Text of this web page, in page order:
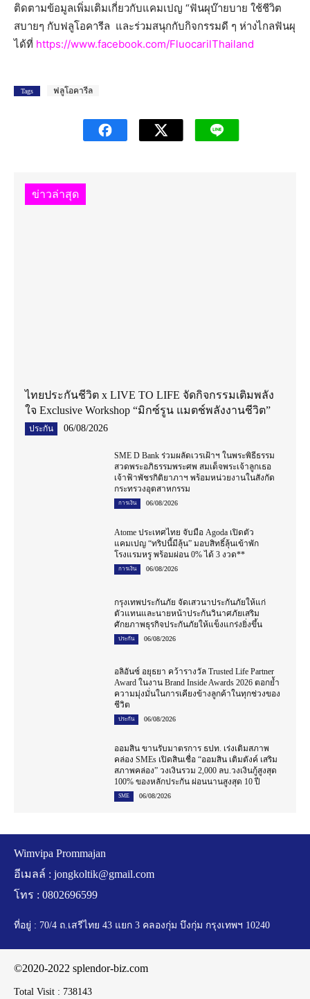
ติดตามข้อมูลเพิ่มเติมเกี่ยวกับแคมเปญ “ฟันผุบ๊ายบาย ใช้ชีวิต
สบายๆ กับฟลูโอคารีล และร่วมสนุกกับกิจกรรมดี ๆ ห่างไกลฟันผุ
ได้ที่ https://www.facebook.com/FluocarilThailand
Tags ฟลูโอคารีล
ข่าวล่าสุด
ไทยประกันชีวิต x LIVE TO LIFE จัดกิจกรรมเติมพลัง
ใจ Exclusive Workshop “มิกซ์รูน แมตช์พลังงานชีวิต”
ประกัน 06/08/2026
SME D Bank ร่วมผลัดเวรเฝ้าฯ ในพระพิธีธรรม
สวดพระอภิธรรมพระศพ สมเด็จพระเจ้าลูกเธอ
เจ้าฟ้าพัชรกิติยาภาฯ พร้อมหน่วยงานในสังกัด
กระทรวงอุตสาหกรรม
การเงิน 06/08/2026
Atome ประเทศไทย จับมือ Agoda เปิดตัว
แคมเปญ “ทริปนี้มีลุ้น” มอบสิทธิ์ลุ้นเข้าพัก
โรงแรมหรู พร้อมผ่อน 0% ได้ 3 งวด**
การเงิน 06/08/2026
กรุงเทพประกันภัย จัดเสวนาประกันภัยให้แก่
ตัวแทนและนายหน้าประกันวินาศภัยเสริม
ศักยภาพธุรกิจประกันภัยให้แข็งแกร่งยิ่งขึ้น
ประกัน 06/08/2026
อลิอันซ์ อยุธยา คว้ารางวัล Trusted Life Partner
Award ในงาน Brand Inside Awards 2026 ตอกย้ำ
ความมุ่งมั่นในการเคียงข้างลูกค้าในทุกช่วงของ
ชีวิต
ประกัน 06/08/2026
ออมสิน ขานรับมาตรการ ธปท. เร่งเติมสภาพ
คล่อง SMEs เปิดสินเชื่อ “ออมสิน เติมตังค์ เสริม
สภาพคล่อง” วงเงินรวม 2,000 ลบ.วงเงินกู้สูงสุด
100% ของหลักประกัน ผ่อนนานสูงสุด 10 ปี
SME 06/08/2026
Wimvipa Prommajan
อีเมลล์ : jongkoltik@gmail.com
โทร : 0802696599
ที่อยู่ : 70/4 ถ.เสรีไทย 43 แยก 3 คลองกุ่ม บึงกุ่ม กรุงเทพฯ 10240
©2020-2022 splendor-biz.com
Total Visit : 738143